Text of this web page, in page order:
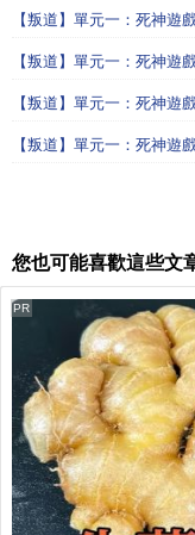
【叛道】單元一：死神
【叛道】單元一：死神
【叛道】單元一：死神
【叛道】單元一：死神
您也可能喜歡這些文
PR